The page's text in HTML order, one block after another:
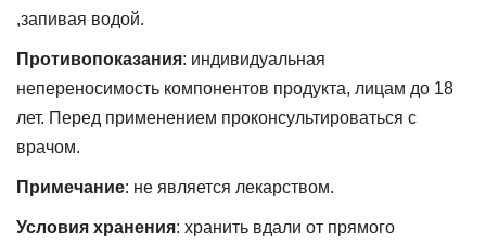
,запивая водой.
Противопоказания: индивидуальная
непереносимость компонентов продукта, лицам до 18
лет. Перед применением проконсультироваться с
врачом.
Примечание: не является лекарством.
Условия хранения: хранить вдали от прямого